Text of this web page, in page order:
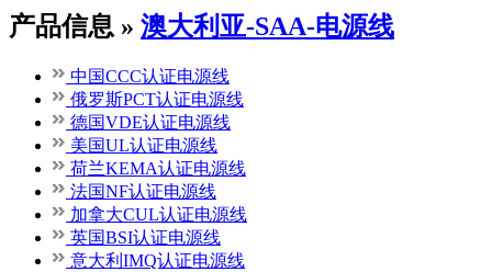
产品信息 » 澳大利亚-SAA-电源线
中国CCC认证电源线
俄罗斯PCT认证电源线
德国VDE认证电源线
美国UL认证电源线
荷兰KEMA认证电源线
法国NF认证电源线
加拿大CUL认证电源线
英国BSI认证电源线
意大利IMQ认证电源线